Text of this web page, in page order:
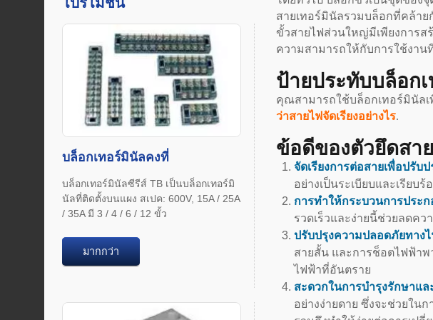
บล็อกเทอร์มินัลคงที่
บล็อกเทอร์มินัลซีรีส์ TB เป็นบล็อกเทอร์มิ
นัลที่ติดตั้งบนแผง สเปค: 600V, 15A / 25A
/ 35A มี 3 / 4 / 6 / 12 ขั้ว
มากกว่า
สายเทอร์มินัลรวมบล็อกที่คล้า
ขั้วสายไฟส่วนใหญ่มีเพียงการส
ความสามารถให้กับการใช้งา
ป้ายประทับบล็อก
คุณสามารถใช้บล็อกเทอร์มินัล
ว่าสายไฟจัดเรียงอย่างไร.
ข้อดีของตัวยึดสาย
จัดเรียงการต่อสายเพื่อปรับ
อย่างเป็นระเบียบและเรีย
การทำให้กระบวนการประ
รวดเร็วและง่ายนี้ช่วยลดค
ปรับปรุงความปลอดภัยทาง
สายสั้น และการช็อตไฟฟ้าพ
ไฟฟ้าที่อันตราย
สะดวกในการบำรุงรักษาแ
อย่างง่ายดาย ซึ่งจะช่วยใน